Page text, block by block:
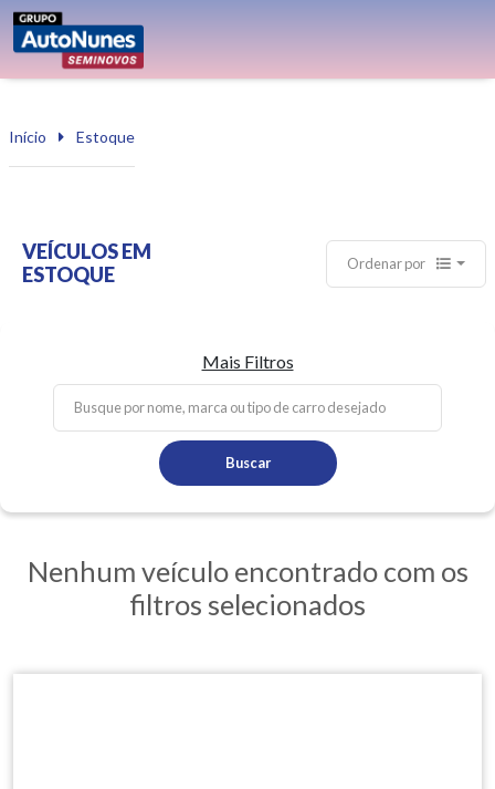
Início Estoque
VEÍCULOS EM
ESTOQUE
Ordenar por
Mais Filtros
Buscar
Nenhum veículo encontrado com os
filtros selecionados